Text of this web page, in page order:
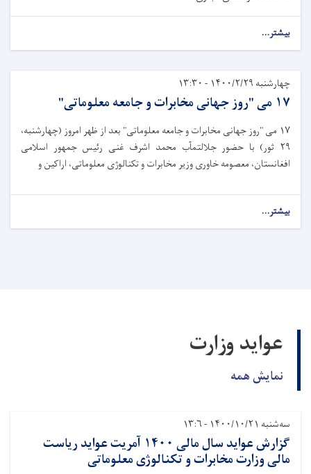
بیشتر...
چهارشنبه ۱۴۰۰/۲/۲۹ - ۱۳:۳۰
۱۷ می "روز جهانی مخابرات و جامعه معلوماتی"
۱۷ می "روز جهانی مخابرات و جامعه معلوماتی" بعد از ظهر امروز (چهارشنبه،
۲۹ ثور) با حضور جلالتمآب محمد اشرف غنی رئیس جمهور اسلامی
افغانستان، معصومه خاوری وزیر مخابرات و تکنالوژی معلوماتی، اراکین و
بیشتر...
عواید وزارت
نمایش همه
سه‌شنبه ۱۴۰۰/۱۰/۲۱ - ۱۳:۶
گزارش عواید سال مالی ۱۴۰۰ آمریت عواید ریاست
مالی وزارت مخابرات و تکنالوژی معلوماتی